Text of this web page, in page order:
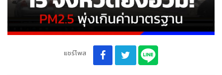
แชร์โพส